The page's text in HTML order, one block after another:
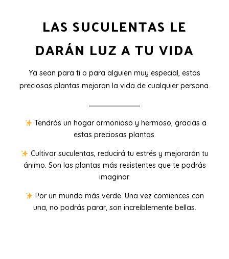
LAS SUCULENTAS LE
DARÁN LUZ A TU VIDA
Ya sean para ti o para alguien muy especial, estas
preciosas plantas mejoran la vida de cualquier persona.
Tendrás un hogar armonioso y hermoso, gracias a
estas preciosas plantas.
Cultivar suculentas, reducirá tu estrés y mejorarán tu
ánimo. Son las plantas más resistentes que te podrás
imaginar.
Por un mundo más verde. Una vez comiences con
una, no podrás parar, son increíblemente bellas.